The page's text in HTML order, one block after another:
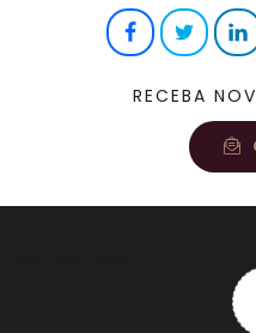
Facebook
RECEBA